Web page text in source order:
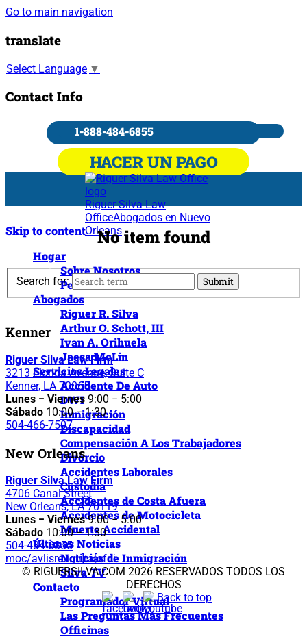
Go to main navigation
translate
Select Language ▼
Contact Info
1-888-484-6855
HACER UN PAGO
Riguer Silva Law
OfficeAbogados en Nuevo
Orleans
Skip to content
Hogar
Sobre Nosotros
Personal de Officinas
Abogados
Riguer R. Silva
Arthur O. Schott, III
Ivan A. Orihuela
Jaesa McLin
Servicios Legales
Accidente De Auto
DWI
Inmigración
Discapacidad
Compensación A Los Trabajadores
Divorcio
Accidentes Laborales
Custodia
Accidentes de Costa Afuera
Accidentes de Motocicleta
Muerte Accidental
Últimas Noticias
Noticias de Inmigración
Silva TV
Contacto
Programador Virtual
Las Preguntas Más Frecuentes
Officinas
No item found
Search for:
Kenner
Riguer Silva Law Firm
3213 Florida Avenue, Suite C
Kenner, LA 70065
Lunes − Viernes 9:00 − 5:00
Sábado 10:00 − 1:30
504-466-7507
New Orleans
Riguer Silva Law Firm
4706 Canal Street
New Orleans, LA 70119
Lunes − Viernes9:00 − 5:00
Sábado 10:00 − 1:30
504-484-6855
moc/avlisreugir]ta[ofni
© RIGUERSILVA.COM 2026 RESERVADOS TODOS LOS
DERECHOS
Back to top
CLOSE THIS MODULE